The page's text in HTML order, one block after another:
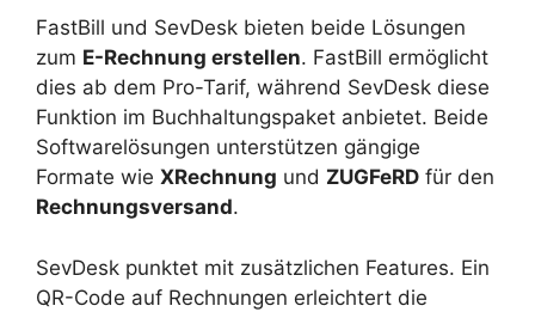
FastBill und SevDesk bieten beide Lösungen
zum E-Rechnung erstellen. FastBill ermöglicht
dies ab dem Pro-Tarif, während SevDesk diese
Funktion im Buchhaltungspaket anbietet. Beide
Softwarelösungen unterstützen gängige
Formate wie XRechnung und ZUGFeRD für den
Rechnungsversand.
SevDesk punktet mit zusätzlichen Features. Ein
QR-Code auf Rechnungen erleichtert die